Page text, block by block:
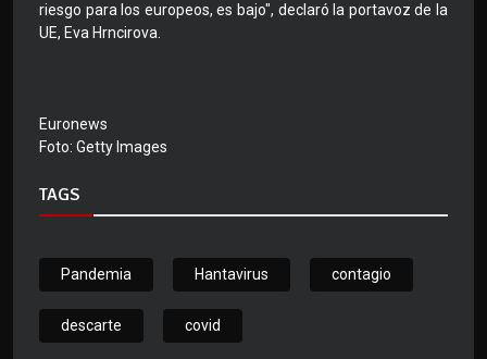
riesgo para los europeos, es bajo", declaró la portavoz de la
UE, Eva Hrncirova.
Euronews
Foto: Getty Images
TAGS
Pandemia Hantavirus contagio
descarte covid